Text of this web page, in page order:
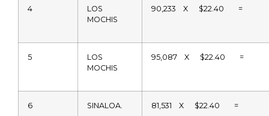
4
LOS
MOCHIS
90,233 X $22.40 =
5
LOS
MOCHIS
95,087 X $22.40 =
6 SINALOA. 81,531 X $22.40 =